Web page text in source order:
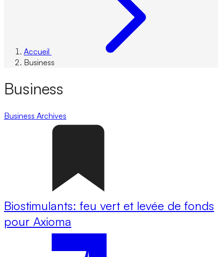
Accueil
Business
Business
Business Archives
Biostimulants: feu vert et levée de fonds
pour Axioma